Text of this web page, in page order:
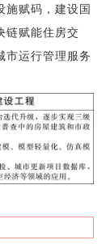
施赋码，建设国
链赋能住房交
市运行管理服务